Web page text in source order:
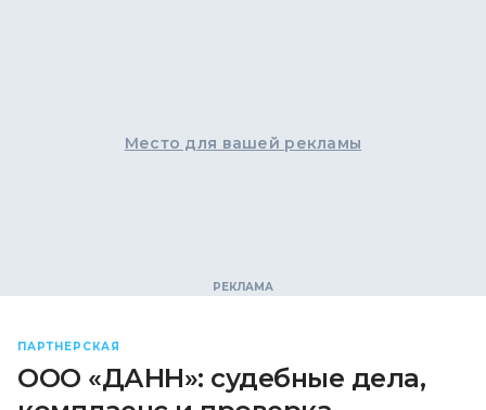
Место для вашей рекламы
ПАРТНЕРСКАЯ
ООО «ДАНН»: судебные дела,